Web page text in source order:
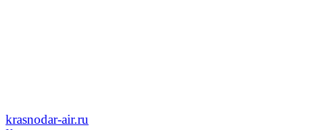
krasnodar-air.ru